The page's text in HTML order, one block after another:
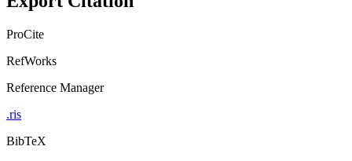
Export Citation
ProCite
RefWorks
Reference Manager
.ris